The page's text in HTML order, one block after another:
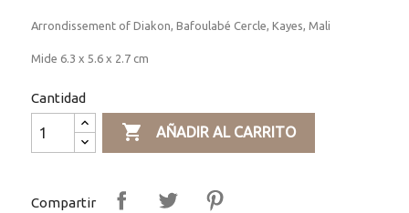
Arrondissement of Diakon, Bafoulabé Cercle, Kayes, Mali
Mide 6.3 x 5.6 x 2.7 cm
Cantidad
 AÑADIR AL CARRITO
Compartir